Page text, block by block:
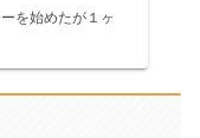
を始めたが１ヶ